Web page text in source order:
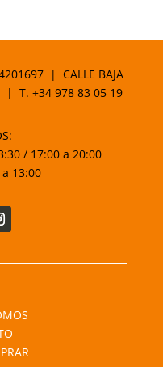
| CALLE BAJA
| T.+34 978 83 05 19
/ 17:00 a 20:00
13:00